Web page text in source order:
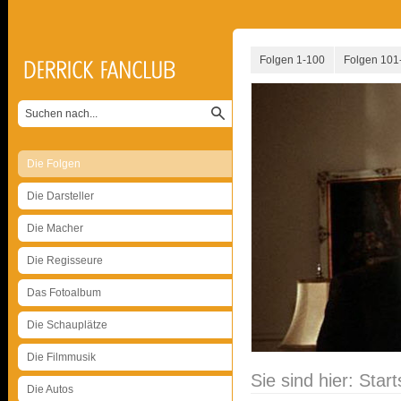
Die Folgen
Die Darsteller
Die Macher
Die Regisseure
Das Fotoalbum
Die Schauplätze
Die Filmmusik
Die Autos
Folgen 1-100 Folgen
Sie sind hier: